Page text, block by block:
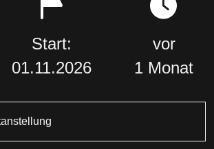
Start:
01.11.2026
vor
1 Monat